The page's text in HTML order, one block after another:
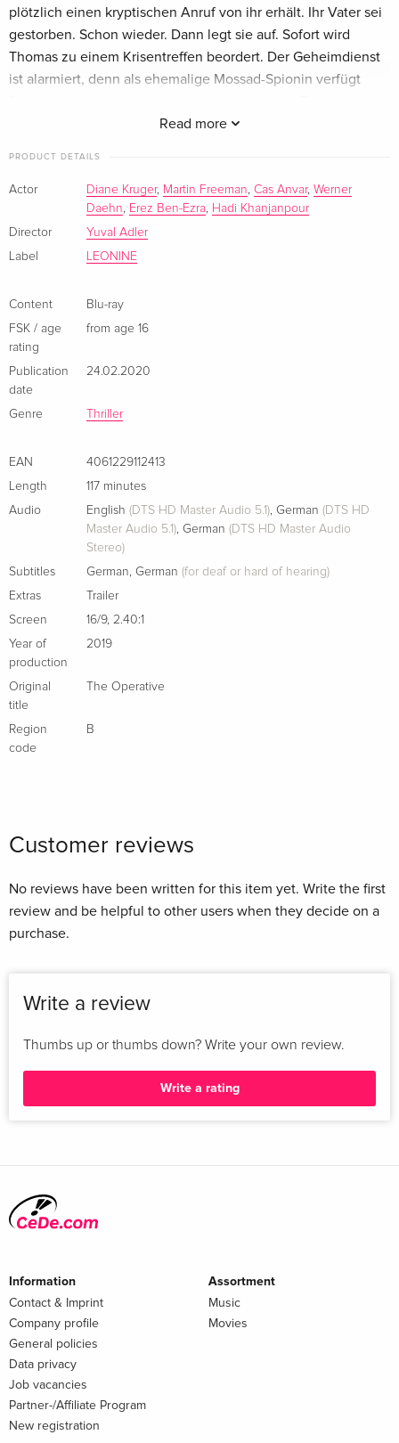
Read more
plötzlich einen kryptischen Anruf von ihr erhält. Ihr Vater sei
gestorben. Schon wieder. Dann legt sie auf. Sofort wird
Thomas zu einem Krisentreffen beordert. Der Geheimdienst
ist alarmiert, denn als ehemalige Mossad-Spionin verfügt
auf immer gefährlichere Missionen geschickt, bis sie sich in
während er zugleich versucht, sie zu beschützen.
Diane Kruger und Martin Freeman brillieren in diesem
fesselnden Spionagethriller um Loyalität und Liebe. Das
English Teacher" von Yiftach Reicher Atir, einem ehemaligen
israelischen Geheimdienstmitarbeiter, der aus erster Hand
Einblick in die Arbeit des Mossad gewährt.
Pressezitate:
"Adler schafft es immer wieder, für Suspense zu sorgen." (Der
"Diane Kruger spielt das grossartig!" (ZDF aspekte)
"Ein sehr sehr spannender Film." (Rbb Kulturradio)
"Ein Thriller-Drama, das zeigt, wie wenig das wahre
Agentenleben mit der Welt von James Bond & Co. zu tun
hat." (filmstarts.de)
PRODUCT DETAILS
Actor Diane Kruger, Martin Freeman, Cas Anvar, Werner
Daehn, Erez Ben-Ezra, Hadi Khanjanpour
Director
Yuval Adler
Label
LEONINE
Content
Blu-ray
FSK / age
rating
from age 16
Publication
date
24.02.2020
Genre Thriller
EAN
4061229112413
Length
117 minutes
Audio
English (DTS HD Master Audio 5.1), German (DTS HD
Master Audio 5.1), German (DTS HD Master Audio
Stereo)
Subtitles
German, German (for deaf or hard of hearing)
Extras
Trailer
Screen
16/9, 2.40:1
Year of
production
2019
Original
title
The Operative
Region
code
B
Customer reviews
No reviews have been written for this item yet. Write the first
review and be helpful to other users when they decide on a
purchase.
Write a review
Thumbs up or thumbs down? Write your own review.
Write a rating
Information
Contact & Imprint
Company profile
General policies
Data privacy
Job vacancies
Partner-/Affiliate Program
New registration
Assortment
Music
Movies